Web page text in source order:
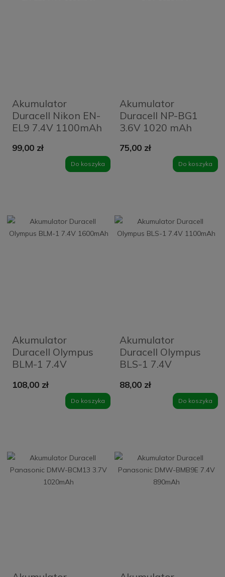
Akumulator
Duracell Nikon EN-
EL9 7.4V 1100mAh
99,00 zł
Do koszyka
Akumulator
Duracell NP-BG1
3.6V 1020 mAh
75,00 zł
Do koszyka
Akumulator
Duracell Olympus
BLM-1 7.4V
108,00 zł
Do koszyka
Akumulator
Duracell Olympus
BLS-1 7.4V
88,00 zł
Do koszyka